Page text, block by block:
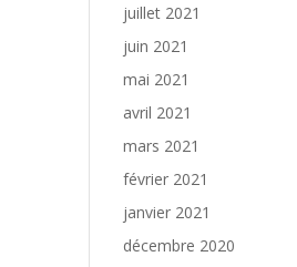
juillet 2021
juin 2021
mai 2021
avril 2021
mars 2021
février 2021
janvier 2021
décembre 2020